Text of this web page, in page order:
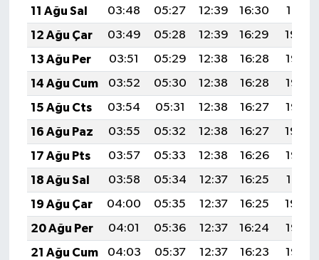
11 Ağu Sal
03:48 05:27 12:39 16:30
19:41
12 Ağu Çar
03:49 05:28 12:39 16:29
19:39
13 Ağu Per
03:51 05:29 12:38 16:28
19:38
14 Ağu Cum
03:52 05:30 12:38 16:28
19:37
15 Ağu Cts
03:54 05:31 12:38 16:27
19:35
16 Ağu Paz
03:55 05:32 12:38 16:27
19:34
17 Ağu Pts
03:57 05:33 12:38 16:26
19:32
18 Ağu Sal
03:58 05:34 12:37 16:25
19:31
19 Ağu Çar
04:00 05:35 12:37 16:25
19:30
20 Ağu Per
04:01 05:36 12:37 16:24
19:28
21 Ağu Cum
04:03 05:37 12:37 16:23
19:27